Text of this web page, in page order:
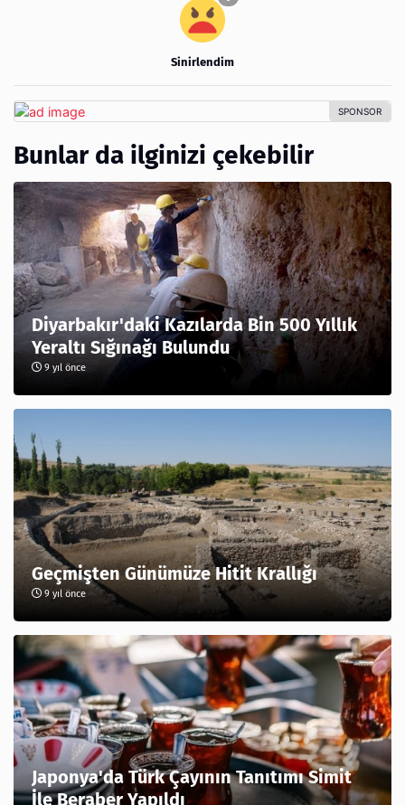
Sinirlendim
Bunlar da ilginizi çekebilir
Diyarbakır'daki Kazılarda Bin 500 Yıllık
Yeraltı Sığınağı Bulundu
9 yıl önce
Geçmişten Günümüze Hitit Krallığı
9 yıl önce
Japonya'da Türk Çayının Tanıtımı Simit
İle Beraber Yapıldı